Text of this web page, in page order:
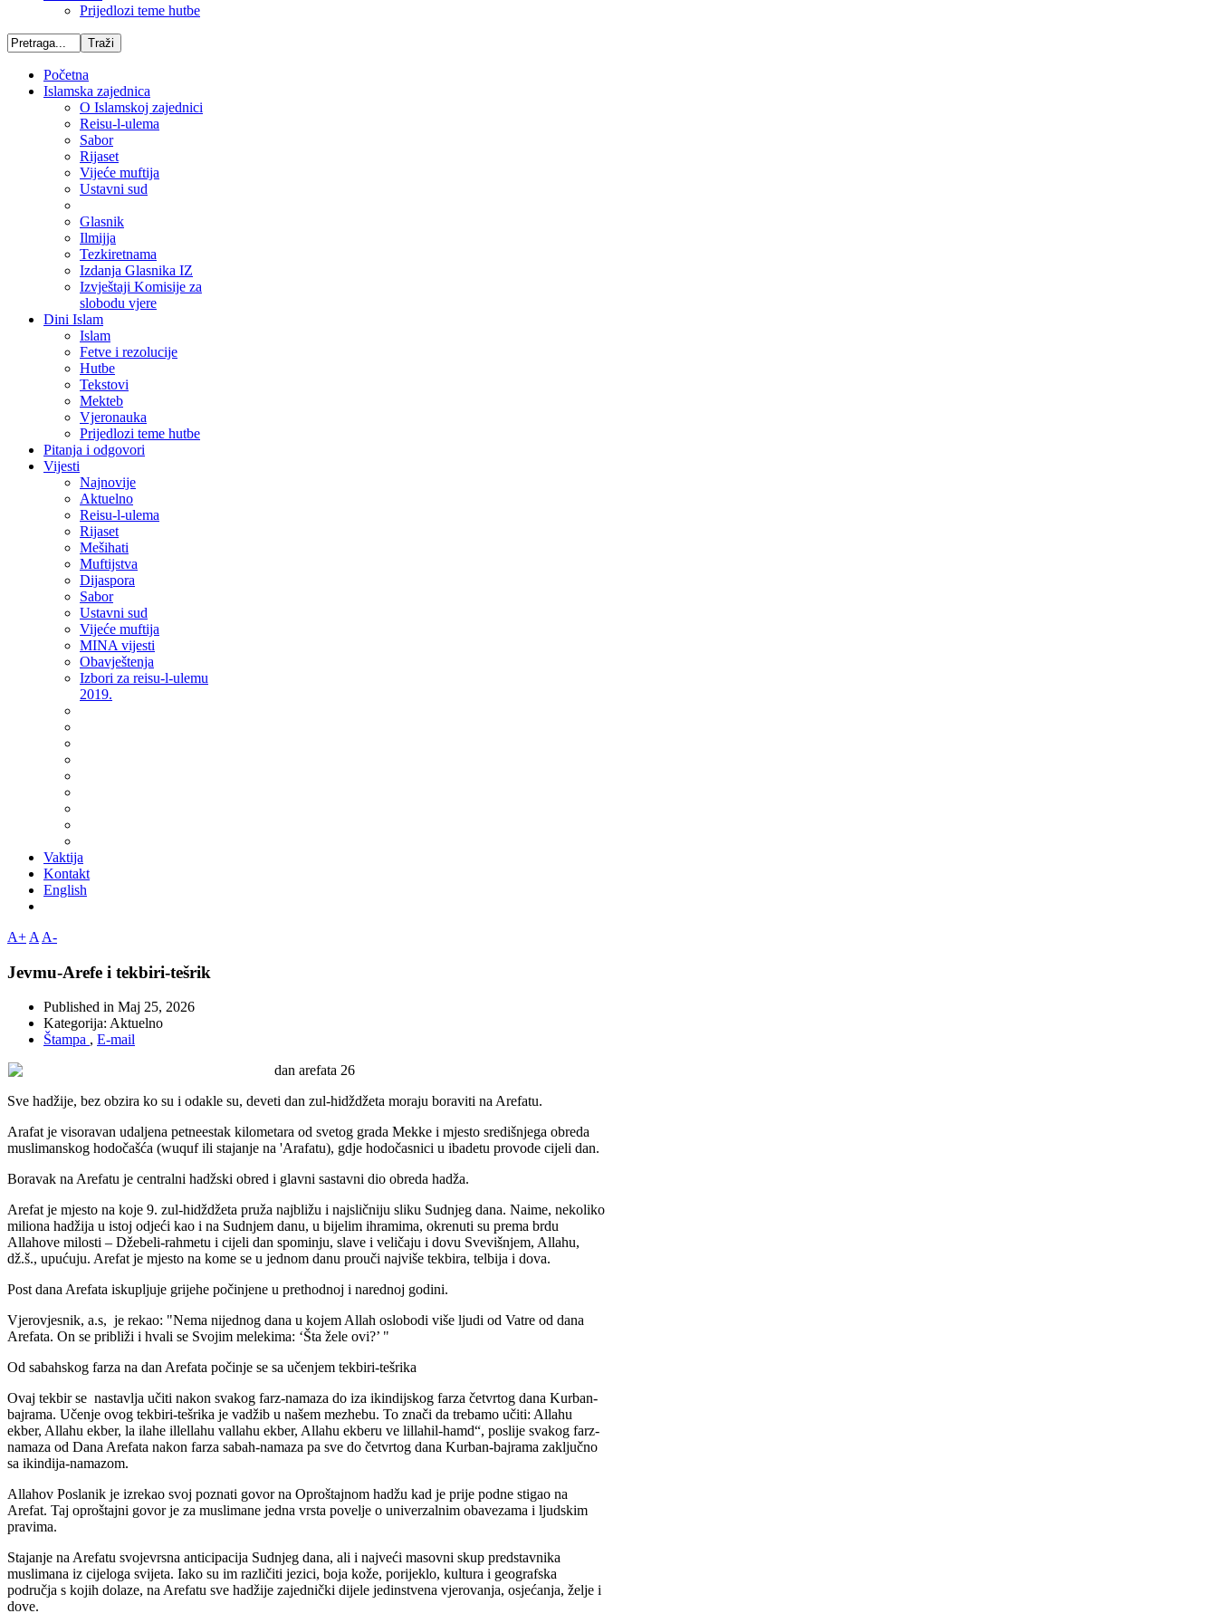
Prijedlozi teme hutbe
Početna
Islamska zajednica
O Islamskoj zajednici
Reisu-l-ulema
Sabor
Rijaset
Vijeće muftija
Ustavni sud
Glasnik
Ilmijja
Tezkiretnama
Izdanja Glasnika IZ
Izvještaji Komisije za
slobodu vjere
Dini Islam
Islam
Fetve i rezolucije
Hutbe
Tekstovi
Mekteb
Vjeronauka
Prijedlozi teme hutbe
Pitanja i odgovori
Vijesti
Najnovije
Aktuelno
Reisu-l-ulema
Rijaset
Mešihati
Muftijstva
Dijaspora
Sabor
Ustavni sud
Vijeće muftija
MINA vijesti
Obavještenja
Izbori za reisu-l-ulemu
2019.
Vaktija
Kontakt
English
A+ A A-
Jevmu-Arefe i tekbiri-tešrik
Published in Maj 25, 2026
Kategorija: Aktuelno
Štampa , E-mail
Sve hadžije, bez obzira ko su i odakle su, deveti dan zul-hidždžeta moraju boraviti na Arefatu.
Arafat je visoravan udaljena petneestak kilometara od svetog grada Mekke i mjesto središnjega obreda
muslimanskog hodočašća (wuquf ili stajanje na 'Arafatu), gdje hodočasnici u ibadetu provode cijeli dan.
Boravak na Arefatu je centralni hadžski obred i glavni sastavni dio obreda hadža.
Arefat je mjesto na koje 9. zul-hidždžeta pruža najbližu i najsličniju sliku Sudnjeg dana. Naime, nekoliko
miliona hadžija u istoj odjeći kao i na Sudnjem danu, u bijelim ihramima, okrenuti su prema brdu
Allahove milosti – Džebeli-rahmetu i cijeli dan spominju, slave i veličaju i dovu Svevišnjem, Allahu,
dž.š., upućuju. Arefat je mjesto na kome se u jednom danu prouči najviše tekbira, telbija i dova.
Post dana Arefata iskupljuje grijehe počinjene u prethodnoj i narednoj godini.
Vjerovjesnik, a.s, je rekao: "Nema nijednog dana u kojem Allah oslobodi više ljudi od Vatre od dana
Arefata. On se približi i hvali se Svojim melekima: ‘Šta žele ovi?’ "
Od sabahskog farza na dan Arefata počinje se sa učenjem tekbiri-tešrika
Ovaj tekbir se nastavlja učiti nakon svakog farz-namaza do iza ikindijskog farza četvrtog dana Kurban-
bajrama. Učenje ovog tekbiri-tešrika je vadžib u našem mezhebu. To znači da trebamo učiti: Allahu
ekber, Allahu ekber, la ilahe illellahu vallahu ekber, Allahu ekberu ve lillahil-hamd“, poslije svakog farz-
namaza od Dana Arefata nakon farza sabah-namaza pa sve do četvrtog dana Kurban-bajrama zaključno
sa ikindija-namazom.
Allahov Poslanik je izrekao svoj poznati govor na Oproštajnom hadžu kad je prije podne stigao na
Arefat. Taj oproštajni govor je za muslimane jedna vrsta povelje o univerzalnim obavezama i ljudskim
pravima.
Stajanje na Arefatu svojevrsna anticipacija Sudnjeg dana, ali i najveći masovni skup predstavnika
muslimana iz cijeloga svijeta. Iako su im različiti jezici, boja kože, porijeklo, kultura i geografska
područja s kojih dolaze, na Arefatu sve hadžije zajednički dijele jedinstvena vjerovanja, osjećanja, želje i
dove.